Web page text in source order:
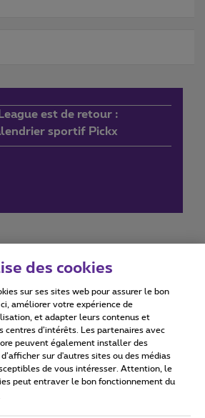
est de retour :
sportif Pickx
Accessibility statement
2026
consommateur
des cookies
sur ses sites web pour assurer le bon
améliorer votre expérience de
et adapter leurs contenus et
centres d’intérêts. Les partenaires avec
peuvent également installer des
sur d'autres sites ou des médias
de vous intéresser. Attention, le
peut entraver le bon fonctionnement du